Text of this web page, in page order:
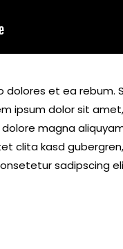
et ea
ipsum dolor sit
magna
clita kasd
sadipscing